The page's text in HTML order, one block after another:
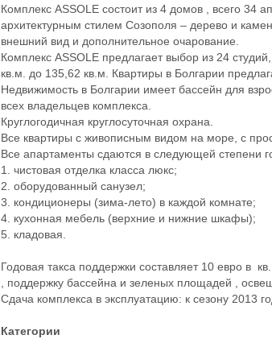
Комплекс ASSOLE состоит из 4 домов , всего 34
архитектурным стилем Созополя – дерево и
внешний вид и дополнительное очарование.
Комплекс ASSOLE предлагает выбор из 24
кв.м. до 135,62 кв.м. Квартиры в Болгарии
Недвижимость в Болгарии имеет бассейн для
всех владельцев комплекса.
Круглогодичная круглосуточная охрана.
Все квартиры с живописным видом на море, с
Все апартаменты сдаются в следующей степени
1. чистовая отделка класса люкс;
2. оборудованный санузел;
3. кондиционеры (зима-лето) в каждой комнате;
4. кухонная мебель (верхние и нижние шкафы);
5. кладовая.
Годовая такса поддержки составляет 10 евро в
, поддержку бассейна и зеленых площадей ,
Сдача комплекса в эксплуатацию: к сезону 2013
Категории